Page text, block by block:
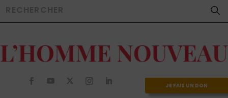
JE FAIS UN DON